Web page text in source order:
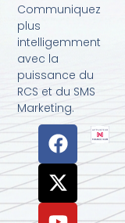
Communiquez
plus
intelligemment
avec la
puissance du
RCS et du SMS
Marketing.